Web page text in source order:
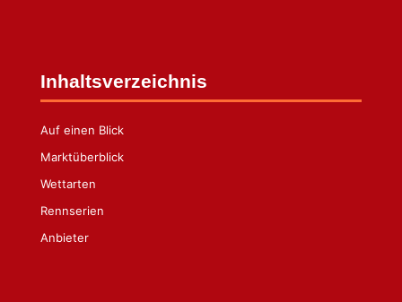
Inhaltsverzeichnis
Auf einen Blick
Marktüberblick
Wettarten
Rennserien
Anbieter